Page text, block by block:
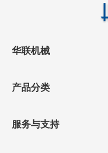
华联机械
产品分类
服务与支持